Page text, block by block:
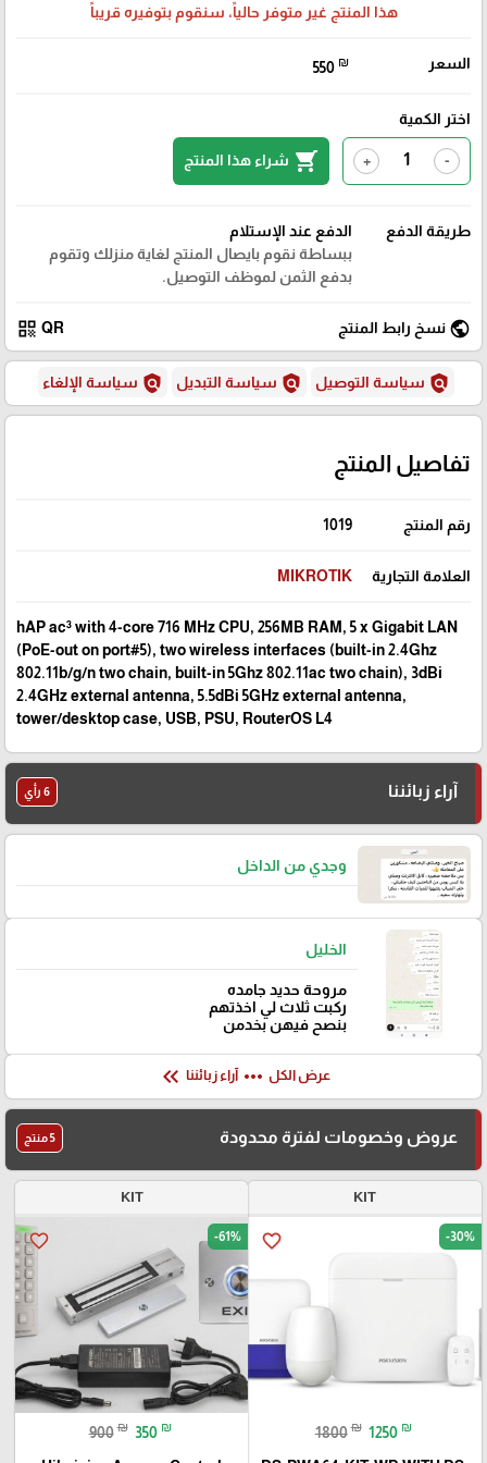
هذا المنتج غير متوفر حالياً، سنقوم بتوفيره قريباً
السعر 550 ₪
اختر الكمية
-
+
shopping_cart شراء هذا المنتج
طريقة الدفع
الدفع عند الإستلام
ببساطة نقوم بايصال المنتج لغاية منزلك وتقوم
بدفع الثمن لموظف التوصيل.
public نسخ رابط المنتج QR
qr_code
policy سياسة التوصيل policy سياسة التبديل policy سياسة الإلغاء
تفاصيل المنتج
رقم المنتج 1019
العلامة التجارية MIKROTIK
hAP ac³ with 4-core 716 MHz CPU, 256MB RAM, 5 x Gigabit LAN
(PoE-out on port#5), two wireless interfaces (built-in 2.4Ghz
802.11b/g/n two chain, built-in 5Ghz 802.11ac two chain), 3dBi
2.4GHz external antenna, 5.5dBi 5GHz external antenna,
tower/desktop case, USB, PSU, RouterOS L4
آراء زبائننا 6 رأي
وجدي من الداخل
الخليل
مروحة حديد جامده
ركبت ثلاث لي اخذتهم
بنصح فيهن بخدمن
عرض الكل more_horiz آراء زبائننا keyboard_double_arrow_left
عروض وخصومات لفترة محدودة 5 منتج
KIT
favorite_border -30%
1800 ₪ 1250 ₪
KIT
favorite_border -61%
900 ₪ 350 ₪